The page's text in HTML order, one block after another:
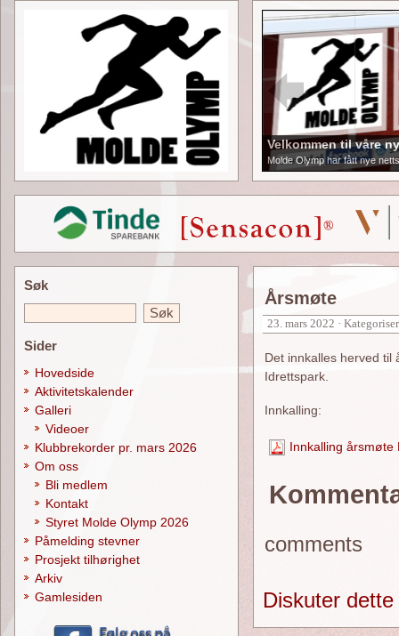
Velkommen til våre
Molde Olymp har fått nye
Årsmøte
23. mars 2022 ·
Det innkalles herved til
Idrettspark.
Innkalling:
Innkalling årsmøte
comments
Diskuter
Søk
Sider
Hovedside
Aktivitetskalender
Galleri
Videoer
Klubbrekorder pr. mars 2026
Om oss
Bli medlem
Kontakt
Styret Molde Olymp 2026
Påmelding stevner
Prosjekt tilhørighet
Arkiv
Gamlesiden